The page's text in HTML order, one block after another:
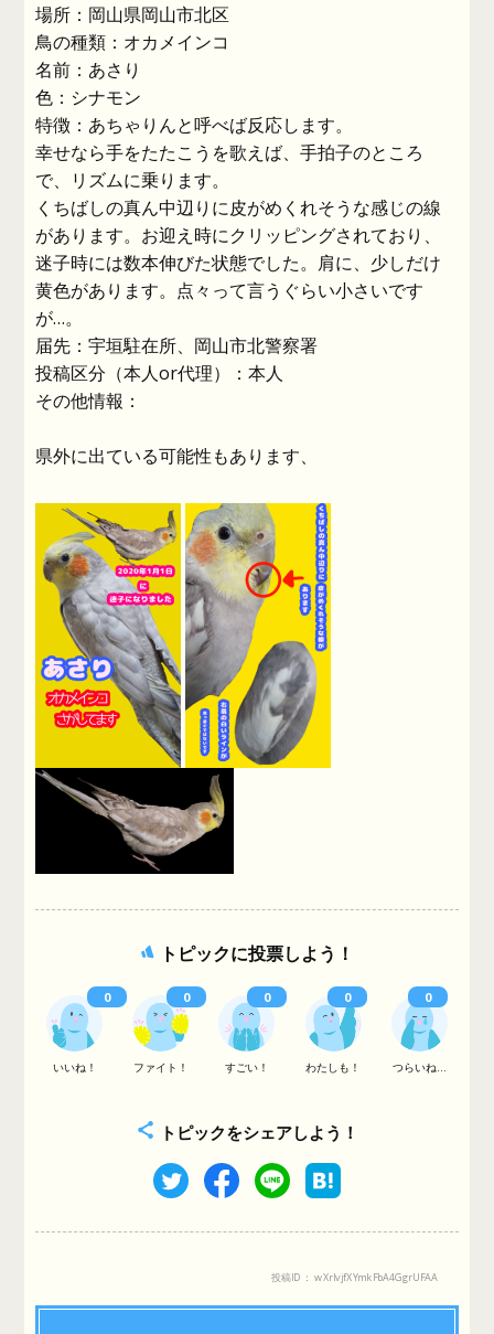
場所：岡山県岡山市北区
鳥の種類：オカメインコ
名前：あさり
色：シナモン
特徴：あちゃりんと呼べば反応します。
幸せなら手をたたこうを歌えば、手拍子のところ
で、リズムに乗ります。
くちばしの真ん中辺りに皮がめくれそうな感じの線
があります。お迎え時にクリッピングされており、
迷子時には数本伸びた状態でした。肩に、少しだけ
黄色があります。点々って言うぐらい小さいです
が…。
届先：宇垣駐在所、岡山市北警察署
投稿区分（本人or代理）：本人
その他情報：
県外に出ている可能性もあります、
トピックに投票しよう！
いいね！ ファイト！ すごい！ わたしも！ つらいね...
0 0 0 0 0
トピックをシェアしよう！
投稿ID： wXrlvjfXYmkFbA4GgrUFAA